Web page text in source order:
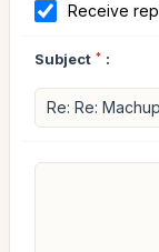
Receive
Subject * :